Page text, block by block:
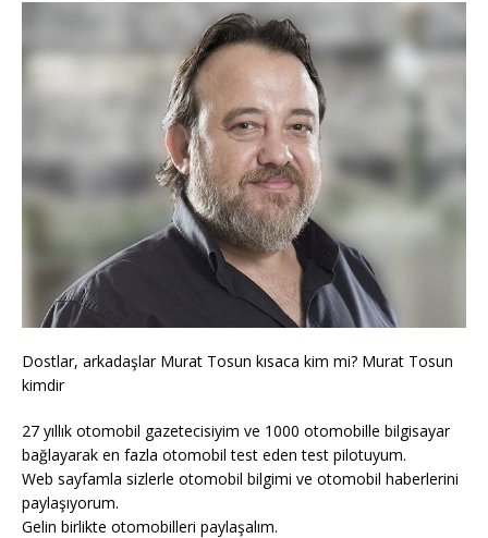
Dostlar, arkadaşlar Murat Tosun kısaca kim mi? Murat Tosun
kimdir
27 yıllık otomobil gazetecisiyim ve 1000 otomobille bilgisayar
bağlayarak en fazla otomobil test eden test pilotuyum.
Web sayfamla sizlerle otomobil bilgimi ve otomobil haberlerini
paylaşıyorum.
Gelin birlikte otomobilleri paylaşalım.